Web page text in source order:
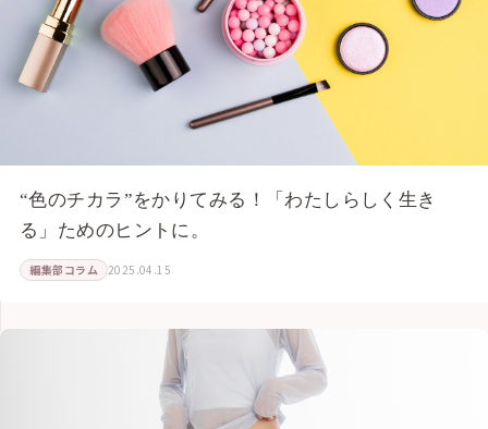
“色のチカラ”をかりてみる！「わたしらしく生き
る」ためのヒントに。
編集部コラム 2025.04.15